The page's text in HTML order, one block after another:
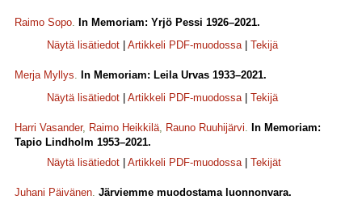
Raimo Sopo. In Memoriam: Yrjö Pessi 1926–2021.
Näytä lisätiedot
Artikkeli PDF-muodossa| Tekijä
Merja Myllys. In Memoriam: Leila Urvas 1933–2021.
Näytä lisätiedot
Artikkeli PDF-muodossa| Tekijä
Harri Vasander, Raimo Heikkilä, Rauno Ruuhijärvi. In Memoriam:
Tapio Lindholm 1953–2021.
Näytä lisätiedot
Artikkeli PDF-muodossa| Tekijät
Juhani Päivänen. Järviemme muodostama luonnonvara.